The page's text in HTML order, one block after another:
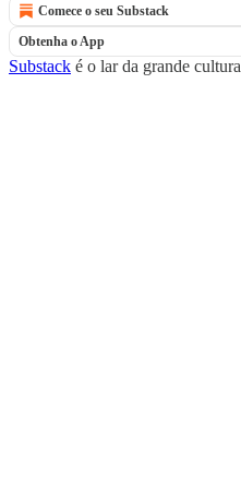
Comece o seu Substack
Obtenha o App
Substack é o lar da grande cultura